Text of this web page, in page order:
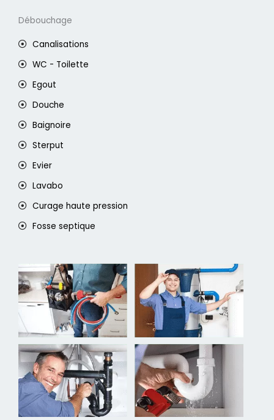
Débouchage
Canalisations
WC - Toilette
Egout
Douche
Baignoire
Sterput
Evier
Lavabo
Curage haute pression
Fosse septique